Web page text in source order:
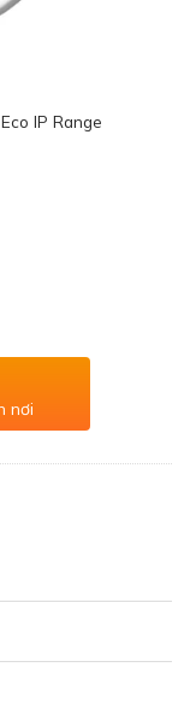
Eco IP Range
nơi